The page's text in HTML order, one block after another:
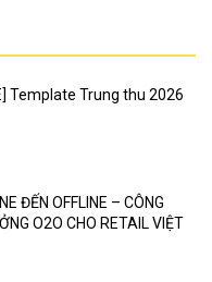
Template Trung thu 2026
ĐẾN OFFLINE – CÔNG
O2O CHO RETAIL VIỆT